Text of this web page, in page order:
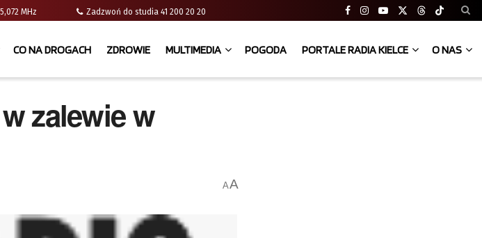
215,072 MHz Zadzwoń do studia 41 200 20 20
CO NA DROGACH ZDROWIE MULTIMEDIA POGODA PORTALE RADIA KIELCE O NAS
zalewie w
AA